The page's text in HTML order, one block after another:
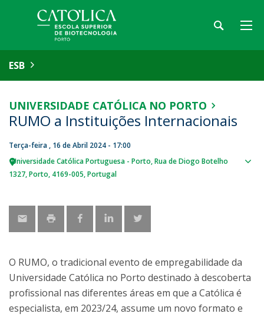
ESB
UNIVERSIDADE CATÓLICA NO PORTO
RUMO a Instituições Internacionais
Terça-feira , 16 de Abril 2024 - 17:00
Universidade Católica Portuguesa - Porto Rua de Diogo Botelho
1327 Porto 4169-005 Portugal
O RUMO, o tradicional evento de empregabilidade da
Universidade Católica no Porto destinado à descoberta
profissional nas diferentes áreas em que a Católica é
especialista, em 2023/24, assume um novo formato e